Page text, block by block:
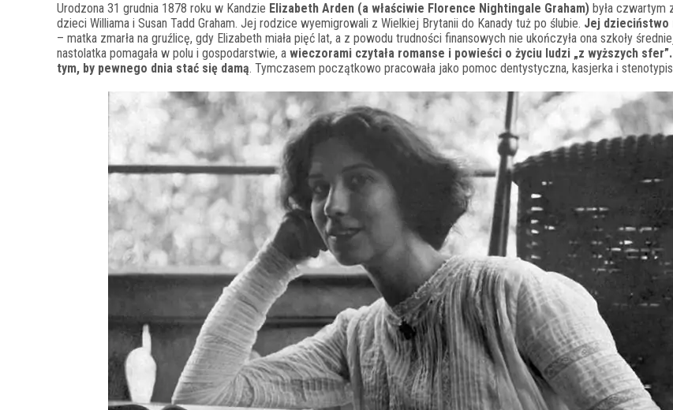
Urodzona 31 grudnia 1878 roku w Kandzie Elizabeth Arden (a właściwie Florence Nightingale Graham) była czwartym
dzieci Williama i Susan Tadd Graham. Jej rodzice wyemigrowali z Wielkiej Brytanii do Kanady tuż po ślubie. Jej dzieciństwo
– matka zmarła na gruźlicę, gdy Elizabeth miała pięć lat, a z powodu trudności finansowych nie ukończyła ona szkoły
nastolatka pomagała w polu i gospodarstwie, a wieczorami czytała romanse i powieści o życiu ludzi „z wyższych sfer”.
tym, by pewnego dnia stać się damą. Tymczasem początkowo pracowała jako pomoc dentystyczna, kasjerka i